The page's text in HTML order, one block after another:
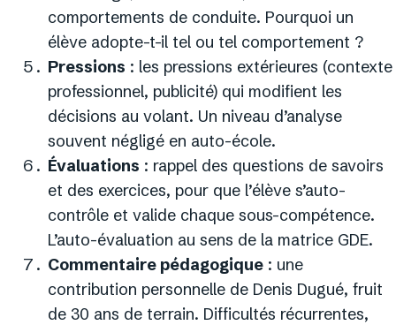
comportements de conduite. Pourquoi un
élève adopte-t-il tel ou tel comportement ?
Pressions : les pressions extérieures (contexte
professionnel, publicité) qui modifient les
décisions au volant. Un niveau d’analyse
souvent négligé en auto-école.
Évaluations : rappel des questions de savoirs
et des exercices, pour que l’élève s’auto-
contrôle et valide chaque sous-compétence.
L’auto-évaluation au sens de la matrice GDE.
Commentaire pédagogique : une
contribution personnelle de Denis Dugué, fruit
de 30 ans de terrain. Difficultés récurrentes,